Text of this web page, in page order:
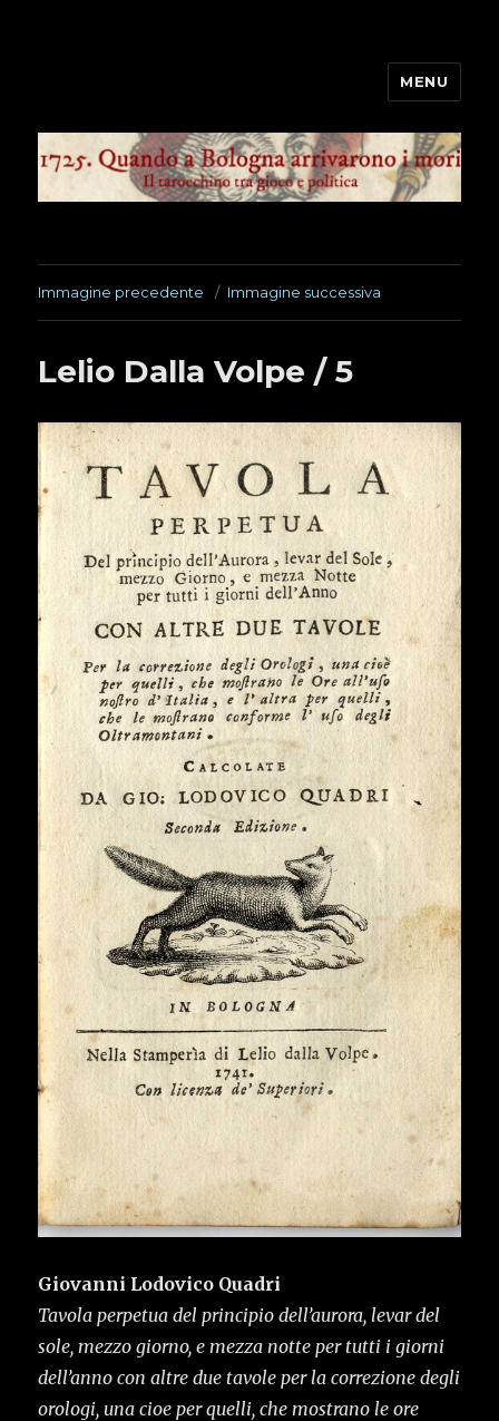
arrivarono i mori
MENU
Immagine precedente Immagine successiva
Lelio Dalla Volpe / 5
Giovanni Lodovico Quadri
Tavola perpetua del principio dell’aurora, levar del
sole, mezzo giorno, e mezza notte per tutti i giorni
dell’anno con altre due tavole per la correzione degli
orologi, una cioe per quelli, che mostrano le ore